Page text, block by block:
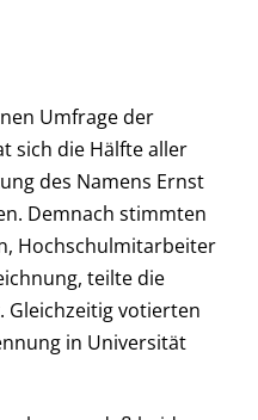
Umfrage der
sich die Hälfte aller
des Namens Ernst
Demnach stimmten
Hochschulmitarbeiter
teilte die
Gleichzeitig votierten
in Universität